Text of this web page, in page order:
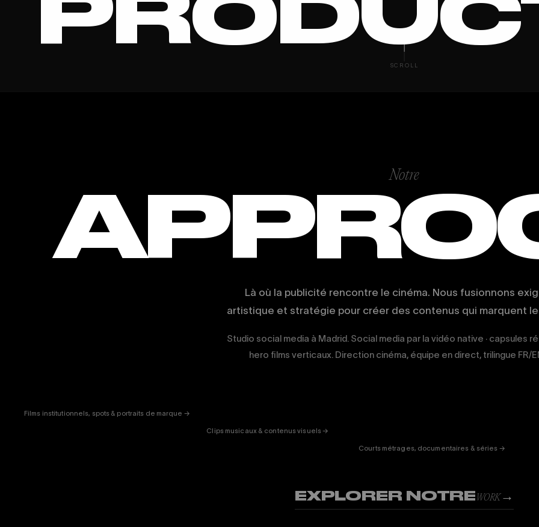
STUDIO SCROLL
Notre
Là où la publicité rencontre le cinéma. Nous fusionnons
artistique et stratégie pour créer des contenus qui marquent
Studio social media à Madrid. Social media par la vidéo native · capsules
hero films verticaux. Direction cinéma, équipe en direct, trilingue FR/
Films institutionnels, spots & portraits de marque →
Clips musicaux & contenus visuels →
Courts métrages, documentaires & séries →
EXPLORER NOTRE WORK→